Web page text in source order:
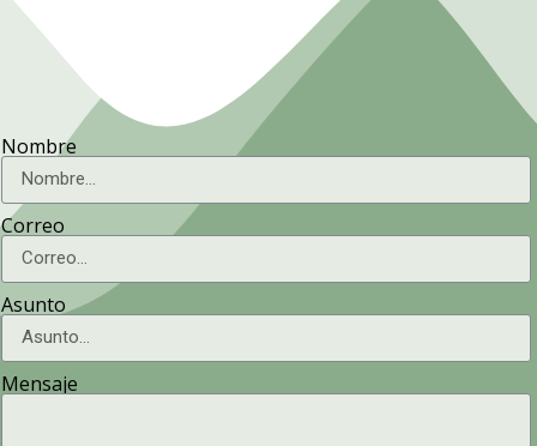
Nombre
Correo
Asunto
Mensaje